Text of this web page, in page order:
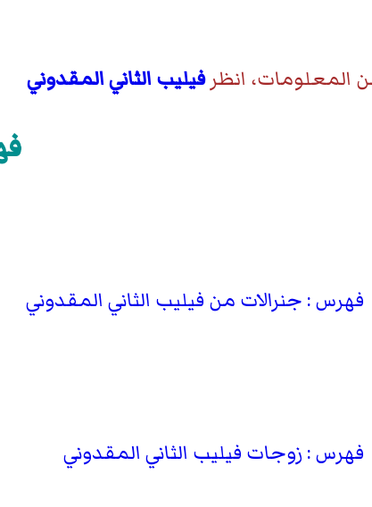
المعلومات، انظرفيليب الثاني المقدوني
جنرالات من فيليب الثاني المقدوني
زوجات فيليب الثاني المقدوني